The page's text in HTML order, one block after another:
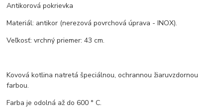
Antikorová pokrievka
Materiál: antikor (nerezová povrchová úprava - INOX).
Veľkosť: vrchný priemer: 43 cm.
Kovová kotlina natretá špeciálnou, ochrannou žiaruvzdornou
farbou.
Farba je odolná až do 600 ° C.